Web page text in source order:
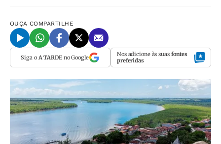
OUÇA COMPARTILHE
Siga o A TARDEno Google Nos adicione às suas fontes
preferidas